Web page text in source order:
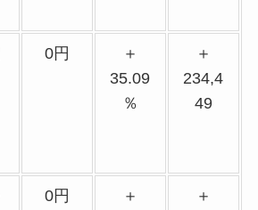
0円
＋
35.09
％
＋
234,4
49
0円
＋
＋